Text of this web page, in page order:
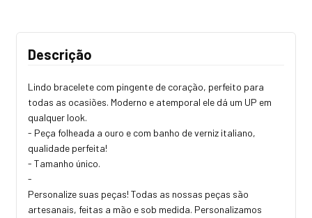
Descrição
Lindo bracelete com pingente de coração, perfeito para
todas as ocasiões. Moderno e atemporal ele dá um UP em
qualquer look.
- Peça folheada a ouro e com banho de verniz italiano,
qualidade perfeita!
- Tamanho único.
-
Personalize suas peças! Todas as nossas peças são
artesanais, feitas a mão e sob medida. Personalizamos